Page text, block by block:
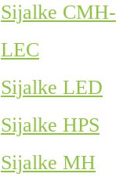
Sijalke CMH-
LEC
Sijalke LED
Sijalke HPS
Sijalke MH